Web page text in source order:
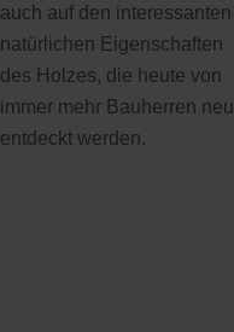
auch auf den interessanten
natürlichen Eigenschaften
des Holzes, die heute von
immer mehr Bauherren neu
entdeckt werden.